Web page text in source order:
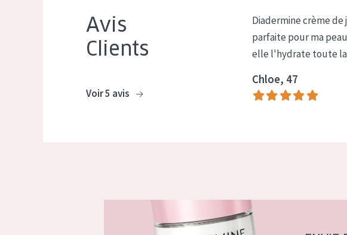
Avis
Clients
Voir 5 avis
Diadermine crème de
parfaite pour ma
elle l'hydrate toute la
Chloe, 47